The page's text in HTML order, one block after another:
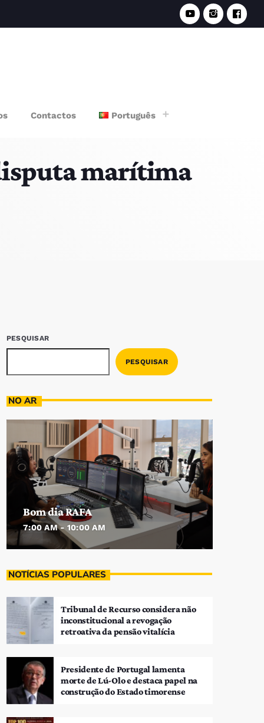
Contactos Português
marítima
PESQUISAR
PESQUISAR
NO AR
Bom dia RAFA
7:00 AM - 10:00 AM
NOTÍCIAS POPULARES
Tribunal de Recurso considera não
inconstitucional a revogação
retroativa da pensão vitalícia
Presidente de Portugal lamenta
morte de Lú-Olo e destaca papel na
construção do Estado timorense